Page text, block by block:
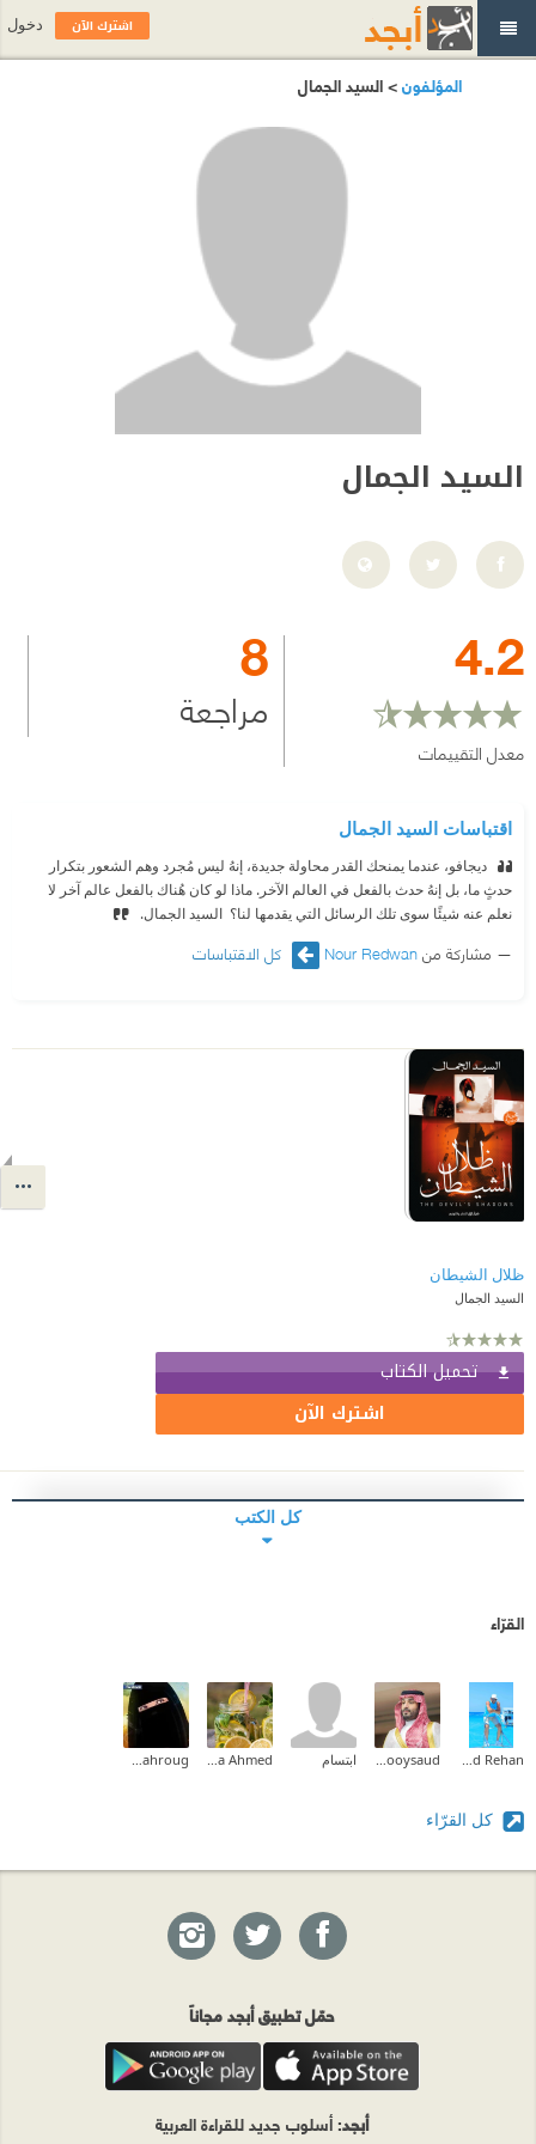
المؤلفون> السيد الجمال
السيد الجمال
4.2
معدل التقييمات
8
مراجعة
اقتباسات السيد الجمال
‫ ‏ديجافو، عندما يمنحك القدر محاولة جديدة، إنهُ ليس مُجرد وهم الشعور بتكرار
حدثٍ ما، بل إنهُ حدث بالفعل في العالم الآخر. ماذا لو كان هُناك بالفعل عالم آخر لا
نعلم عنه شيئًا سوى تلك الرسائل التي يقدمها لنا؟ ‏ ‫ ‏السيد الجمال. ‏
مشاركة منNour Redwan كل الاقتباسات
ظلال الشيطان
السيد الجمال
تحميل الكتاب
اشترك الآن
كل الكتب
القرّاء
ابتسام
كل القرّاء
اشترك الآن دخول
حمّل تطبيق أبجد مجاناً
أبجد: أسلوب جديد للقراءة العربية